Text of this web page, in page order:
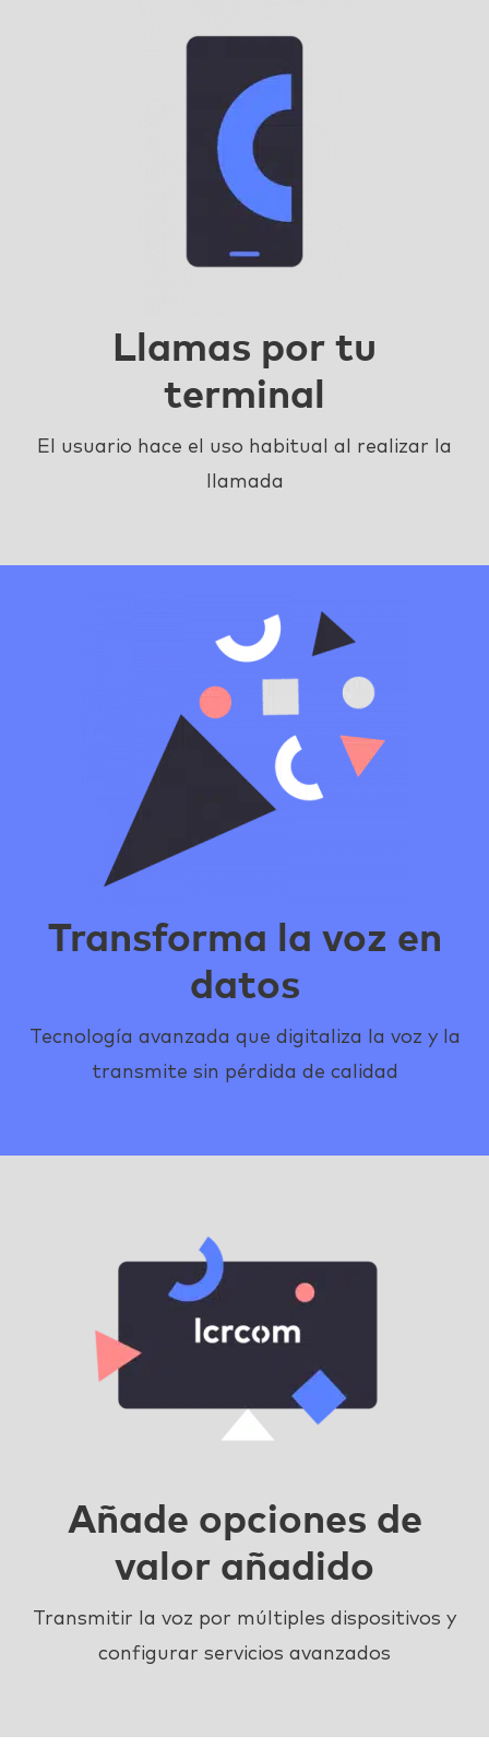
Llamas por tu
terminal
El usuario hace el uso habitual al realizar la
llamada
Transforma la voz en
datos
Tecnología avanzada que digitaliza la voz y la
transmite sin pérdida de calidad
Añade opciones de
valor añadido
Transmitir la voz por múltiples dispositivos y
configurar servicios avanzados